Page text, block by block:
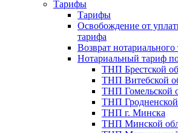
Тарифы
Тарифы
Освобождение от
тарифа
Возврат нотариального
Нотариальный тариф
ТНП Брестской
ТНП Витебской
ТНП Гомельской
ТНП Гродненской
ТНП г. Минска
ТНП Минской